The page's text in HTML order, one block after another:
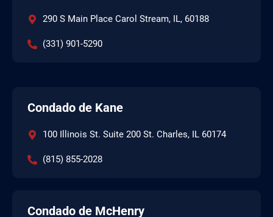
290 S Main Place Carol Stream, IL, 60188
(331) 901-5290
Condado de Kane
100 Illinois St. Suite 200 St. Charles, IL 60174
(815) 855-2028
Condado de McHenry